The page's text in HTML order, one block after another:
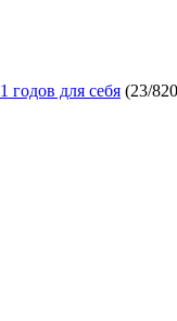
для себя (23/